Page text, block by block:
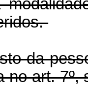
da
no art.